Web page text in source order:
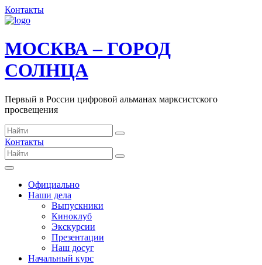
Контакты
МОСКВА – ГОРОД
СОЛНЦА
Первый в России цифровой альманах марксистского
просвещения
Контакты
Официально
Наши дела
Выпускники
Киноклуб
Экскурсии
Презентации
Наш досуг
Начальный курс